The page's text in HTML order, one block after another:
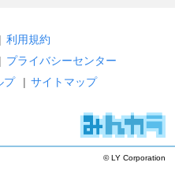
| 利用規約
| プライバシーセンター
プ | サイトマップ
© LY Corporation